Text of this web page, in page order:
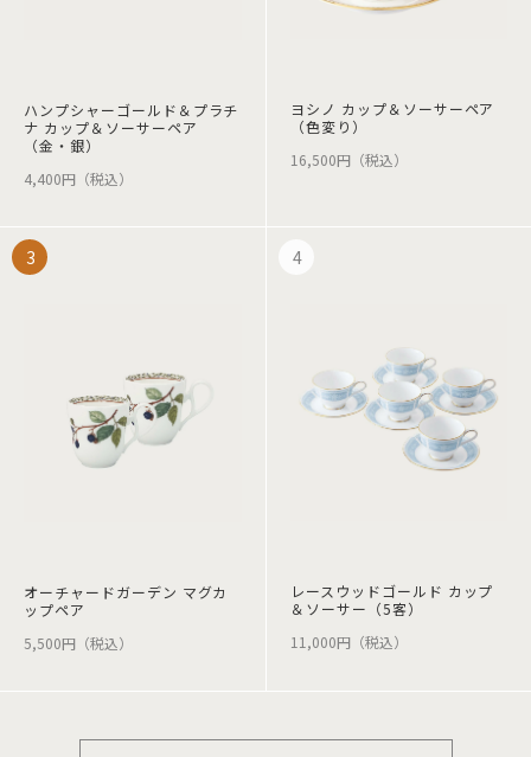
ハンプシャーゴールド＆プラチ
ナ カップ＆ソーサーペア
（金・銀）
4,400円（税込）
ヨシノ カップ＆ソーサーペア
（色変り）
16,500円（税込）
オーチャードガーデン マグカ
ップペア
5,500円（税込）
レースウッドゴールド カップ
＆ソーサー（5客）
11,000円（税込）